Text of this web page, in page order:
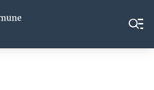
Vestre
Slidre
Meny